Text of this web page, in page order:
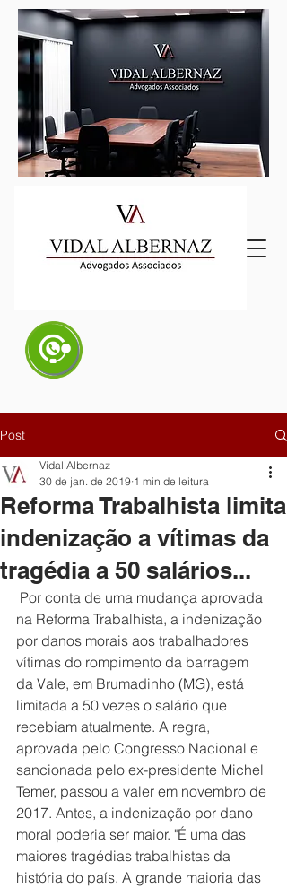
Post
Reforma Trabalhista limita
indenização a vítimas da
tragédia a 50 salários...
Vidal Albernaz
30 de jan. de 2019 1 min de leitura
na Reforma Trabalhista, a indenização
por danos morais aos trabalhadores
vítimas do rompimento da barragem
da Vale, em Brumadinho (MG), está
limitada a 50 vezes o salário que
recebiam atualmente. A regra,
aprovada pelo Congresso Nacional e
sancionada pelo ex-presidente Michel
Temer, passou a valer em novembro de
2017. Antes, a indenização por dano
moral poderia ser maior. "É uma das
maiores tragédias trabalhistas da
história do país. A grande maioria das